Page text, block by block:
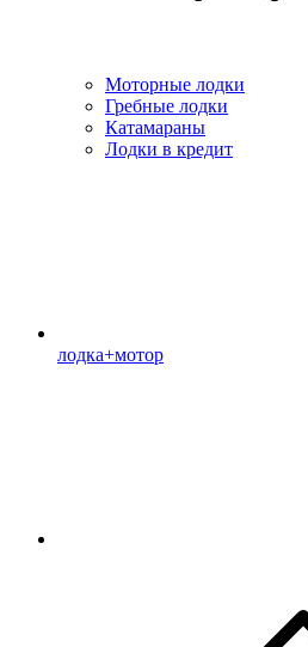
Моторные лодки
Гребные лодки
Катамараны
Лодки в кредит
лодка+мотор